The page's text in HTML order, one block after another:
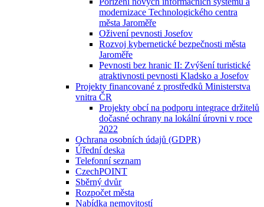
modernizace Technologického centra
města Jaroměře
Oživení pevnosti Josefov
Rozvoj kybernetické bezpečnosti města
Jaroměře
Pevnosti bez hranic II: Zvýšení turistické
atraktivnosti pevnosti Kladsko a Josefov
Projekty financované z prostředků Ministerstva
vnitra ČR
Projekty obcí na podporu integrace držitelů
dočasné ochrany na lokální úrovni v roce
2022
Ochrana osobních údajů (GDPR)
Úřední deska
Telefonní seznam
CzechPOINT
Sběrný dvůr
Rozpočet města
Nabídka nemovitostí